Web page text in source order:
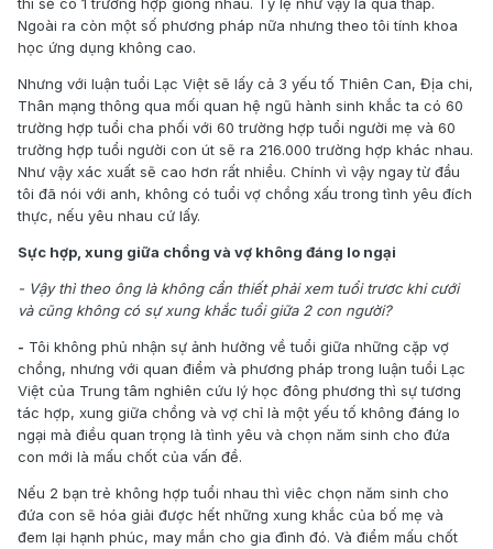
thì sẽ có 1 trường hợp giống nhau. Tỷ lệ như vậy là quá thấp.
Ngoài ra còn một số phương pháp nữa nhưng theo tôi tính khoa
học ứng dụng không cao.
Nhưng với luận tuổi Lạc Việt sẽ lấy cả 3 yếu tố Thiên Can, Địa chi,
Thân mạng thông qua mối quan hệ ngũ hành sinh khắc ta có 60
trường hợp tuổi cha phối với 60 trường hợp tuổi người mẹ và 60
trường hợp tuổi người con út sẽ ra 216.000 trường hợp khác nhau.
Như vậy xác xuất sẽ cao hơn rất nhiều. Chính vì vậy ngay từ đầu
tôi đã nói với anh, không có tuổi vợ chồng xấu trong tình yêu đích
thực, nếu yêu nhau cứ lấy.
Sực hợp, xung giữa chồng và vợ không đáng lo ngại
- Vậy thì theo ông là không cần thiết phải xem tuổi trươc khi cưới
và cũng không có sự xung khắc tuổi giữa 2 con người?
- Tôi không phủ nhận sự ảnh hưởng về tuổi giữa những cặp vợ
chồng, nhưng với quan điểm và phương pháp trong luận tuổi Lạc
Việt của Trung tâm nghiên cứu lý học đông phương thì sự tương
tác hợp, xung giữa chồng và vợ chỉ là một yếu tố không đáng lo
ngại mà điều quan trọng là tình yêu và chọn năm sinh cho đứa
con mới là mấu chốt của vấn đề.
Nếu 2 bạn trẻ không hợp tuổi nhau thì viêc chọn năm sinh cho
đứa con sẽ hóa giải được hết những xung khắc của bố mẹ và
đem lại hạnh phúc, may mắn cho gia đình đó. Và điểm mấu chốt